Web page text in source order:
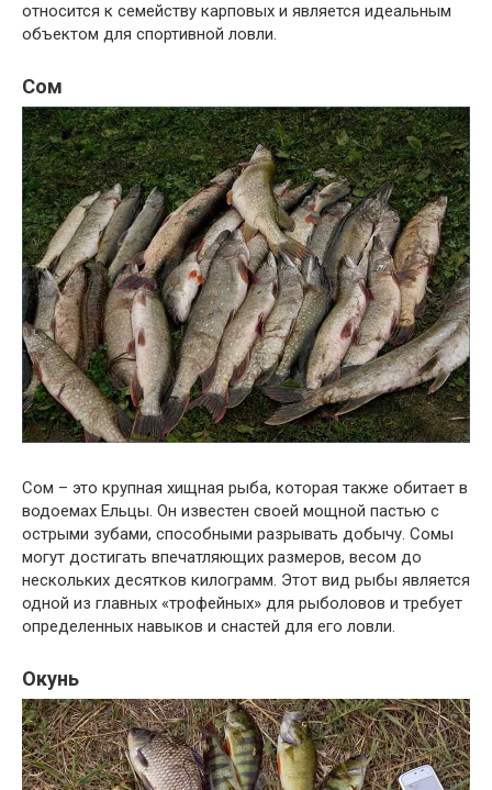
относится к семейству карповых и является идеальным
объектом для спортивной ловли.
Сом
Сом – это крупная хищная рыба, которая также обитает в
водоемах Ельцы. Он известен своей мощной пастью с
острыми зубами, способными разрывать добычу. Сомы
могут достигать впечатляющих размеров, весом до
нескольких десятков килограмм. Этот вид рыбы является
одной из главных «трофейных» для рыболовов и требует
определенных навыков и снастей для его ловли.
Окунь